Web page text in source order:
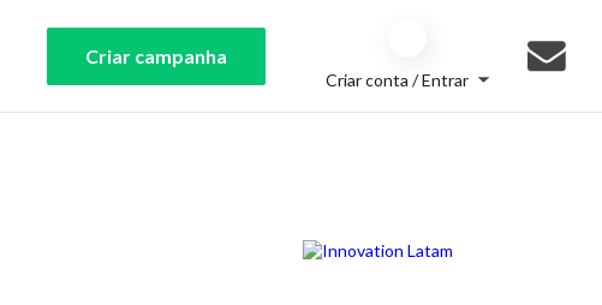
Criar campanha
Criar conta / Entrar